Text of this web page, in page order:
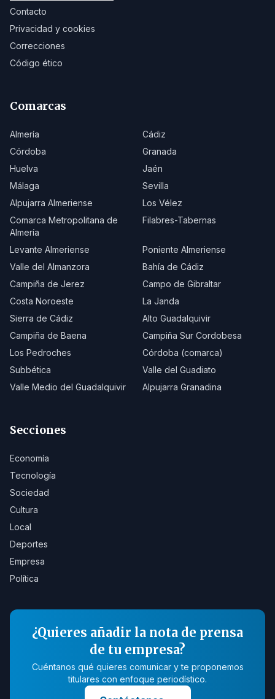
Contacto
Privacidad y cookies
Correcciones
Código ético
Comarcas
Almería
Cádiz
Córdoba
Granada
Huelva
Jaén
Málaga
Sevilla
Alpujarra Almeriense
Los Vélez
Comarca Metropolitana de
Almería
Filabres-Tabernas
Levante Almeriense
Poniente Almeriense
Valle del Almanzora
Bahía de Cádiz
Campiña de Jerez
Campo de Gibraltar
Costa Noroeste
La Janda
Sierra de Cádiz
Alto Guadalquivir
Campiña de Baena
Campiña Sur Cordobesa
Los Pedroches
Córdoba (comarca)
Subbética
Valle del Guadiato
Valle Medio del Guadalquivir
Alpujarra Granadina
Secciones
Economía
Tecnología
Sociedad
Cultura
Local
Deportes
Empresa
Política
¿Quieres añadir la nota de prensa
de tu empresa?
Cuéntanos qué quieres comunicar y te proponemos
titulares con enfoque periodístico.